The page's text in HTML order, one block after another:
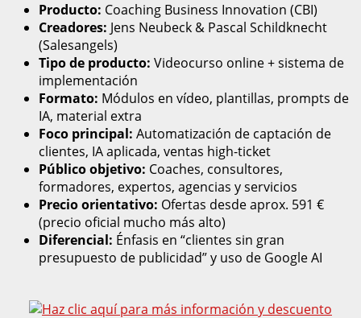
Producto: Coaching Business Innovation (CBI)
Creadores: Jens Neubeck & Pascal Schildknecht
(Salesangels)
Tipo de producto: Videocurso online + sistema de
implementación
Formato: Módulos en vídeo, plantillas, prompts de
IA, material extra
Foco principal: Automatización de captación de
clientes, IA aplicada, ventas high-ticket
Público objetivo: Coaches, consultores,
formadores, expertos, agencias y servicios
Precio orientativo: Ofertas desde aprox. 591 €
(precio oficial mucho más alto)
Diferencial: Énfasis en “clientes sin gran
presupuesto de publicidad” y uso de Google AI